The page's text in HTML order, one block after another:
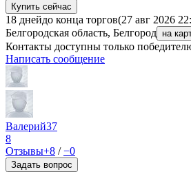
Купить сейчас
18 днейдо конца торгов(27 авг 2026
Белгородская область, Белгород на
Контакты доступны только
Написать сообщение
Валерий37
8
Отзывы+8 /−0
Задать вопрос